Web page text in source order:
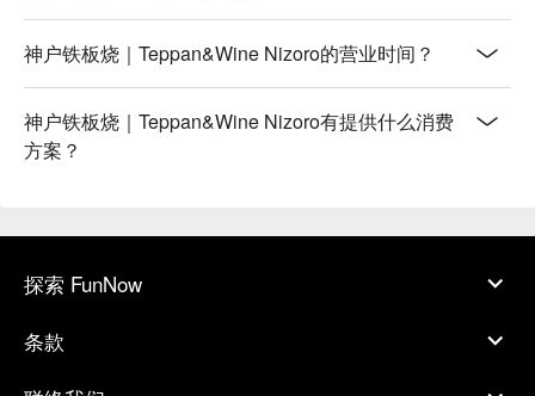
神户铁板烧｜Teppan&Wine Nizoro的营业时间？
神户铁板烧｜Teppan&Wine Nizoro有提供什么消费
方案？
探索 FunNow
条款